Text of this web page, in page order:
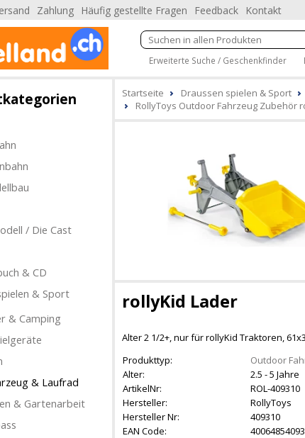
Zahlung Häufig gestellte Fragen Feedback Kontakt
Erweiterte Suche / Geschenkfinder
/ Die Cast
& CD
& Sport
& Camping
& Laufrad
& Gartenarbeit
Startseite Draussen spielen & Sport
RollyToys Outdoor Fahrzeug Zubehör
rollyKid Lader
Alter 2 1/2+, nur für rollyKid Traktoren,
Produkttyp:
Outdoor
Alter:
2.5 - 5 Jahre
ArtikelNr:
ROL-409310
Hersteller:
RollyToys
Hersteller Nr:
409310
EAN Code: